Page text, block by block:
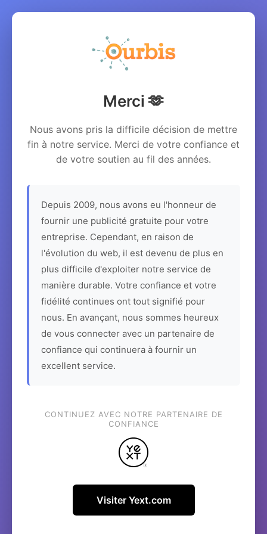
Merci 🫶
Nous avons pris la difficile décision de mettre
fin à notre service. Merci de votre confiance et
de votre soutien au fil des années.
Depuis 2009, nous avons eu l'honneur de
fournir une publicité gratuite pour votre
entreprise. Cependant, en raison de
l'évolution du web, il est devenu de plus en
plus difficile d'exploiter notre service de
manière durable. Votre confiance et votre
fidélité continues ont tout signifié pour
nous. En avançant, nous sommes heureux
de vous connecter avec un partenaire de
confiance qui continuera à fournir un
excellent service.
CONTINUEZ AVEC NOTRE PARTENAIRE DE
CONFIANCE
Visiter Yext.com